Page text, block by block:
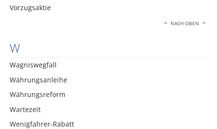
Vorzugsaktie
NACH OBEN
W
Wagniswegfall
Währungsanleihe
Währungsreform
Wartezeit
Wenigfahrer-Rabatt